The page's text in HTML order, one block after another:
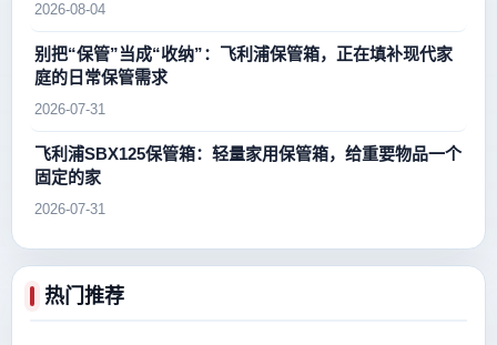
2026-08-04
别把“保管”当成“收纳”：飞利浦保管箱，正在填补现代家
庭的日常保管需求
2026-07-31
飞利浦SBX125保管箱：轻量家用保管箱，给重要物品一个
固定的家
2026-07-31
热门推荐